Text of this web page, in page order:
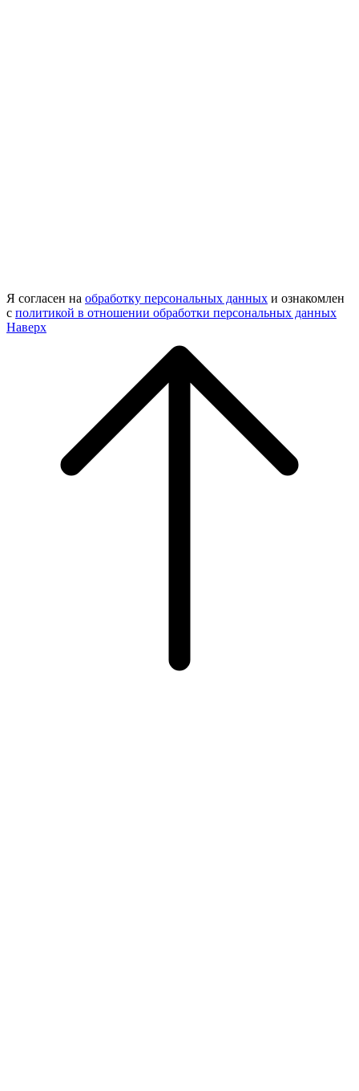
Я согласен на обработку персональных данных и ознакомлен
с политикой в отношении обработки персональных данных
Наверх